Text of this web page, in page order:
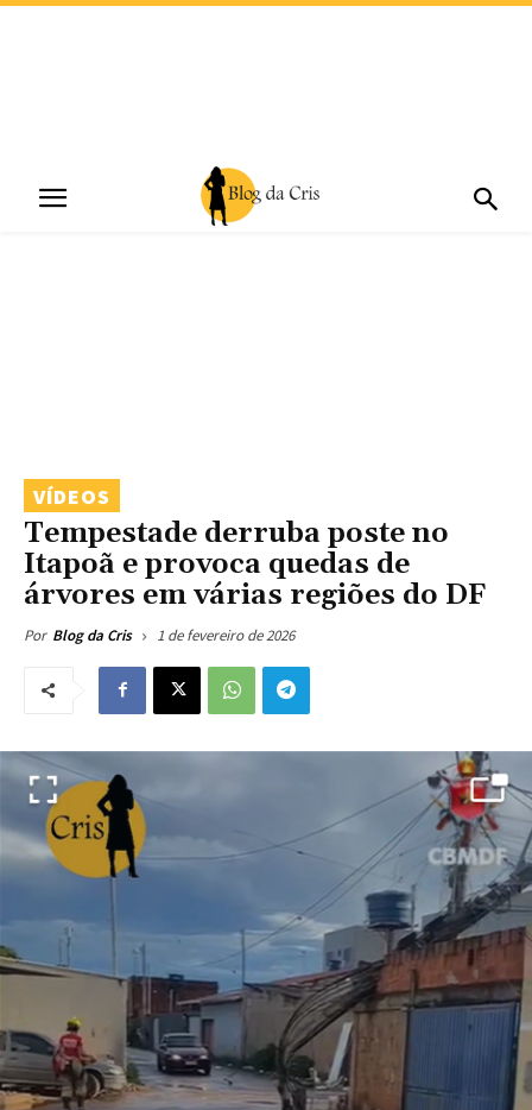
VÍDEOS
Tempestade derruba poste no
Itapoã e provoca quedas de
árvores em várias regiões do DF
Por Blog da Cris 1 de fevereiro de 2026